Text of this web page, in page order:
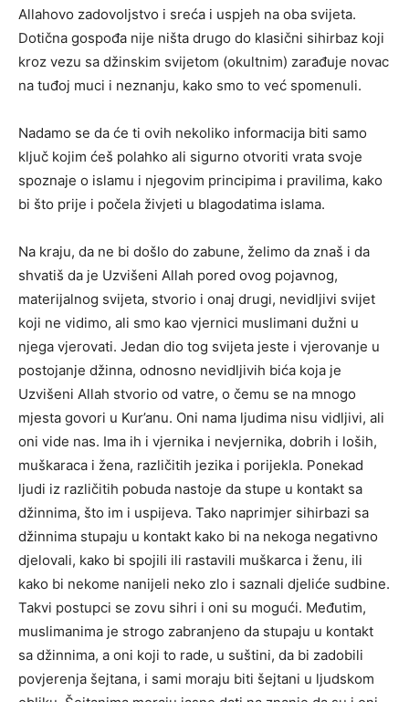
Allahovo zadovoljstvo i sreća i uspjeh na oba svijeta.
Dotična gospođa nije ništa drugo do klasični sihirbaz koji
kroz vezu sa džinskim svijetom (okultnim) zarađuje novac
na tuđoj muci i neznanju, kako smo to već spomenuli.
Nadamo se da će ti ovih nekoliko informacija biti samo
ključ kojim ćeš polahko ali sigurno otvoriti vrata svoje
spoznaje o islamu i njegovim principima i pravilima, kako
bi što prije i počela živjeti u blagodatima islama.
Na kraju, da ne bi došlo do zabune, želimo da znaš i da
shvatiš da je Uzvišeni Allah pored ovog pojavnog,
materijalnog svijeta, stvorio i onaj drugi, nevidljivi svijet
koji ne vidimo, ali smo kao vjernici muslimani dužni u
njega vjerovati. Jedan dio tog svijeta jeste i vjerovanje u
postojanje džinna, odnosno nevidljivih bića koja je
Uzvišeni Allah stvorio od vatre, o čemu se na mnogo
mjesta govori u Kur’anu. Oni nama ljudima nisu vidljivi, ali
oni vide nas. Ima ih i vjernika i nevjernika, dobrih i loših,
muškaraca i žena, različitih jezika i porijekla. Ponekad
ljudi iz različitih pobuda nastoje da stupe u kontakt sa
džinnima, što im i uspijeva. Tako naprimjer sihirbazi sa
džinnima stupaju u kontakt kako bi na nekoga negativno
djelovali, kako bi spojili ili rastavili muškarca i ženu, ili
kako bi nekome nanijeli neko zlo i saznali djeliće sudbine.
Takvi postupci se zovu sihri i oni su mogući. Međutim,
muslimanima je strogo zabranjeno da stupaju u kontakt
sa džinnima, a oni koji to rade, u suštini, da bi zadobili
povjerenja šejtana, i sami moraju biti šejtani u ljudskom